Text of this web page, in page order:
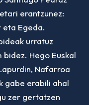
erantzunez:
Egeda.
urratuz
Hego Euskal
Nafarroa
gabe erabili ahal
zer gertatzen